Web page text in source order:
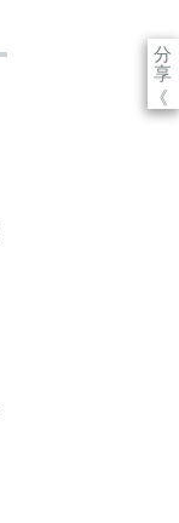
分
享
《